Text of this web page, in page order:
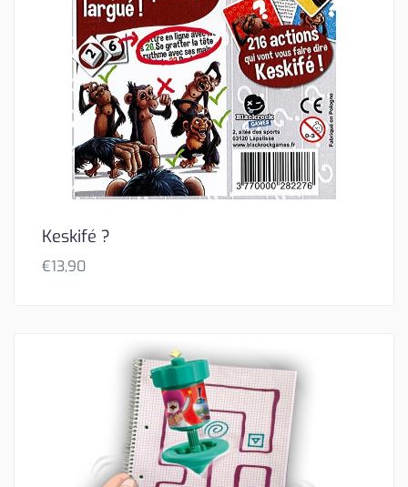
Keskifé ?
€13,90